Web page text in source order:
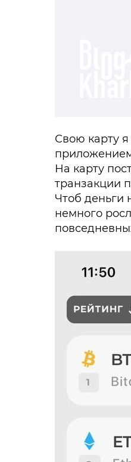
Свою карту
На карту
транзакции
Чтоб деньги
немного